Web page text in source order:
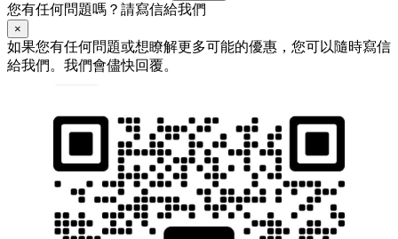
您有任何問題嗎？請寫信給我們
×
如果您有任何問題或想瞭解更多可能的優惠，您可以隨時寫信
給我們。我們會儘快回覆。